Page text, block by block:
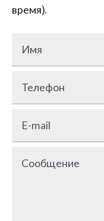
время).
Имя
Телефон
E-mail
Сообщение